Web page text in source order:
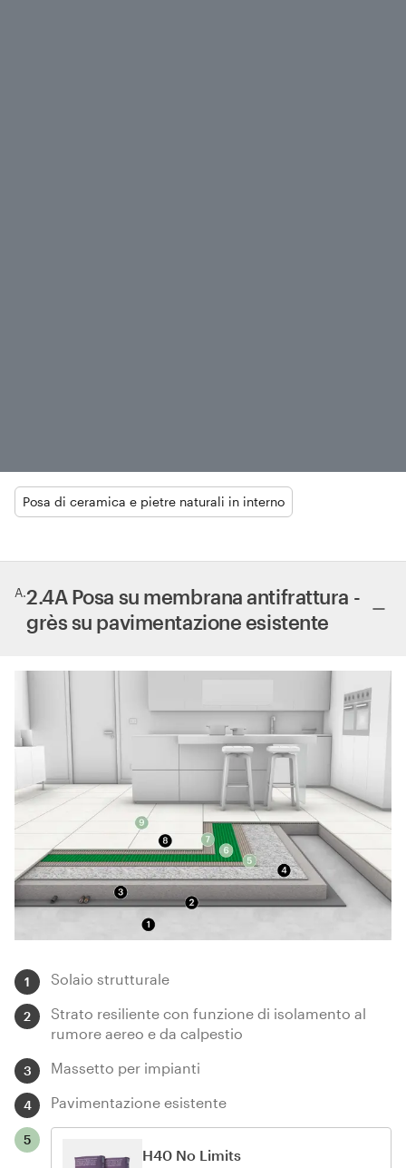
Posa di ceramica e pietre naturali in interno
A.2.4A Posa su membrana antifrattura -
grès su pavimentazione esistente
1 Solaio strutturale
2
Strato resiliente con funzione di isolamento al
rumore aereo e da calpestio
3 Massetto per impianti
4 Pavimentazione esistente
5
H40 No Limits